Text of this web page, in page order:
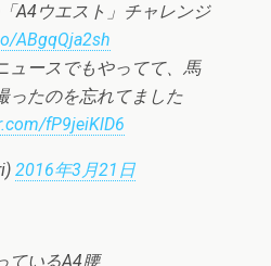
A4ウエスト」チャレンジ
ABgqQja2sh
ュースでもやってて、馬
ったのを忘れてました
fP9jeiKlD6
2016年3月21日
ているA4腰